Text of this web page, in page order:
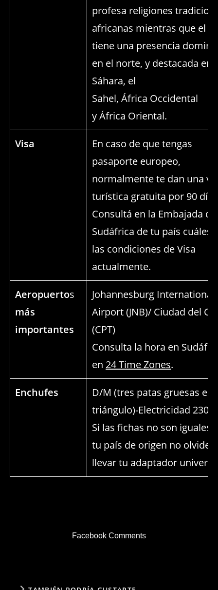
profesa religiones
africanas mientras que el
tiene una presencia
en el norte, y destacada en
Sáhara, el
Sahel, África Occidental
y África Oriental.
Visa
En caso de que tengas
pasaporte europeo,
normalmente te dan una
turística gratuita por 90
Consultá en la Embajada de
Sudáfrica de tu país cuáles
las condiciones de Visa
actualmente.
Aeropuertos
más
importantes
Johannesburg International
Airport (JNB)/ Ciudad del
(CPT)
Consulta la hora en
en 24 Time Zones.
Enchufes
D/M (tres patas gruesas en
triángulo)-Electricidad 230
Si las fichas no son iguales
tu país de origen no olvides
llevar tu adaptador
Facebook Comments